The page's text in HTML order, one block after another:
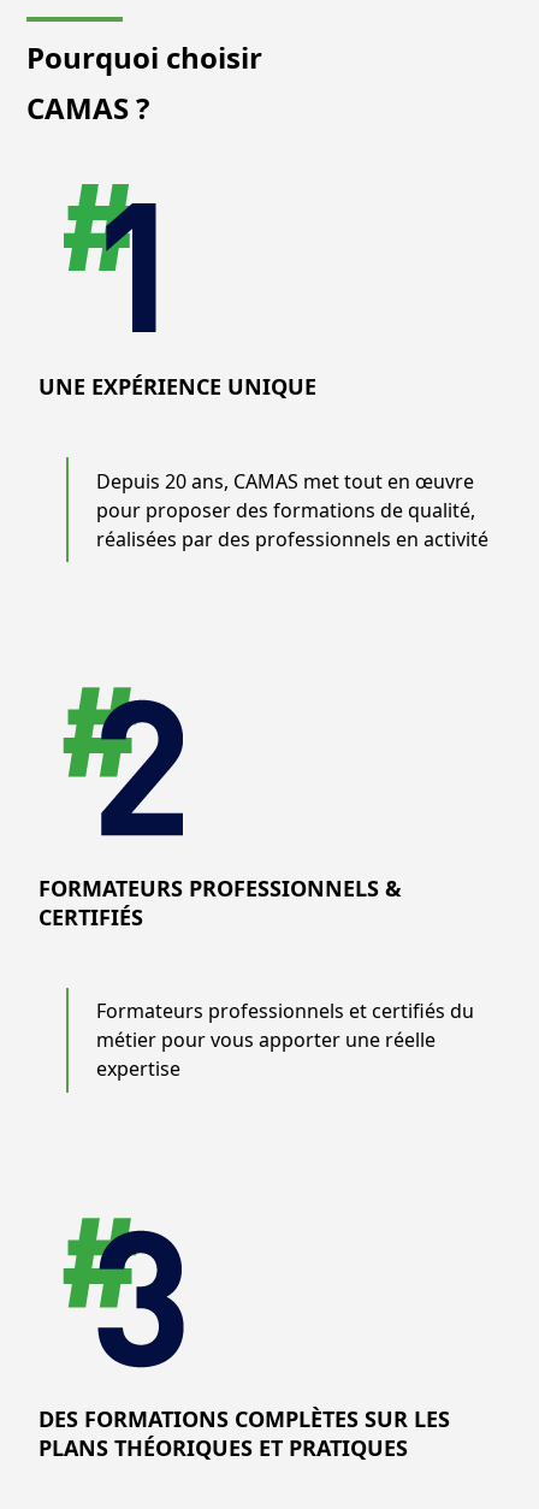
Pourquoi choisir
CAMAS ?
UNE EXPÉRIENCE UNIQUE
Depuis 20 ans, CAMAS met tout en œuvre
pour proposer des formations de qualité,
réalisées par des professionnels en activité
FORMATEURS PROFESSIONNELS &
CERTIFIÉS
Formateurs professionnels et certifiés du
métier pour vous apporter une réelle
expertise
DES FORMATIONS COMPLÈTES SUR LES
PLANS THÉORIQUES ET PRATIQUES